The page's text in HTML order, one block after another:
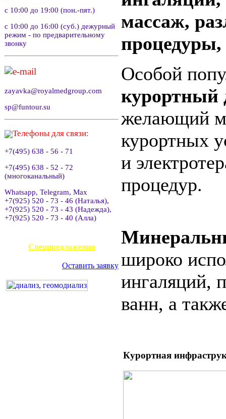
с 10:00 до 19:00 (пон.-пят.)
с 10:00 до 16:00 (суб.) дежурный
режим - по предварительному
звонку
e-mail
zayavka@royalmedgroup.com
sp@funtour.su
Телефоны для связи:
+7(495) 638 - 56 - 71
+7(495) 638 - 52 - 72
(многоканальный)
Whatsapp, Telegram, Max
+7(925) 520 - 73 - 46 (Наталья),
+7(925) 520 - 73 - 43 (Надежда),
+7(925) 520 - 73 - 40 (Алла)
Спецпредложения
Оставить заявку
массаж,
Особой
курортный
желающий
курортных
и
процедур.
широко
ингаляций,
ванн, а
Курортная